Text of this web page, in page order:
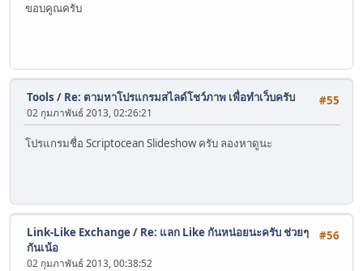
ขอบคูณครับ
#55
Tools / Re: ตามหาโปรแกรมสไลด์โชว์ภาพ เพื่อทำเว็บครับ
02 กุมภาพันธ์ 2013, 02:26:21
โปรแกรมชื่อ Scriptocean Slideshow ครับ ลองหาดูนะ
#56
Link-Like Exchange/ Re: แลก Like กันหน่อยนะครับ ช่วยๆ
กันเน้อ
02 กุมภาพันธ์ 2013, 00:38:52